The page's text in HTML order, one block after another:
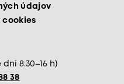
údajov
cookies
8.30–16 h)
38